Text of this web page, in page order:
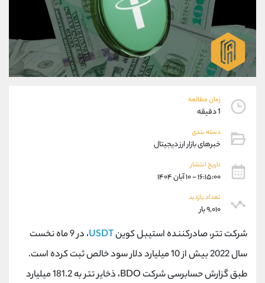
زمان مطالعه
1 دقیقه
دسته بندی
خبرهای بازار ارز دیجیتال
تاریخ انتشار
۱۶:۱۵:۰۰ - ۱۰ آبان ۱۴۰۴
تعداد بازدید
۹,۰۱۰ بار
شرکت تتر، صادرکننده استیبل کوینUSDT
، در 9 ماه نخست
سال 2022 بیش از 10 میلیارد دلار سود خالص ثبت کرده است.
طبق گزارش حسابرسی شرکت BDO، ذخایر تتر به 181.2 میلیارد
پشتیبان فروش (ایمان پوراسماعیلی)
موبایل 09927779040
واتساپ شروع گفتگو
تلگرام @Armteam_admin_por
پشتیبان فروش
موبایل
واتساپ
تلگرام
داخلی
اطلاعات تماس
تلفن 021-22021030
بدون پیش شماره 90001030
اینستاگرام @alireza.mehrabii